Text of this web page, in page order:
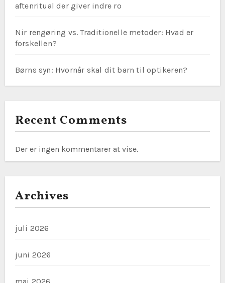
aftenritual der giver indre ro
Nir rengøring vs. Traditionelle metoder: Hvad er
forskellen?
Børns syn: Hvornår skal dit barn til optikeren?
Recent Comments
Der er ingen kommentarer at vise.
Archives
juli 2026
juni 2026
maj 2026